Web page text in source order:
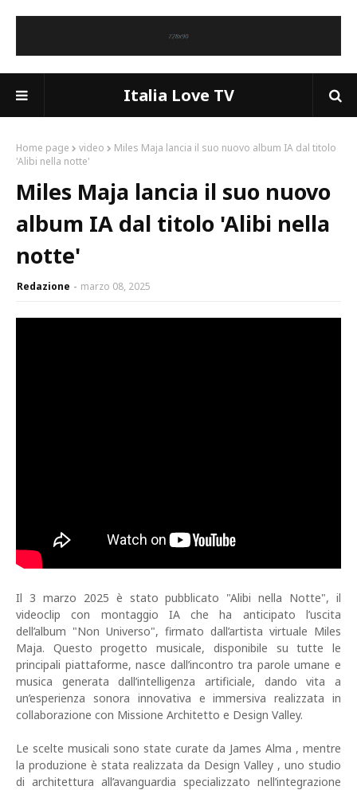
Italia Love TV
Home page video
Miles Maja lancia il suo nuovo album IA dal titolo
'Alibi nella notte'
Miles Maja lancia il suo nuovo
album IA dal titolo 'Alibi nella
notte'
Redazione marzo 08, 2025
Il 3 marzo 2025 è stato pubblicato "Alibi nella Notte", il
videoclip con montaggio IA che ha anticipato l’uscita
dell’album "Non Universo", firmato dall’artista virtuale Miles
Maja. Questo progetto musicale, disponibile su tutte le
principali piattaforme, nasce dall’incontro tra parole umane e
musica generata dall’intelligenza artificiale, dando vita a
un’esperienza sonora innovativa e immersiva realizzata in
collaborazione con Missione Architetto e Design Valley.
Le scelte musicali sono state curate da James Alma , mentre
la produzione è stata realizzata da Design Valley , uno studio
di architettura all’avanguardia specializzato nell’integrazione